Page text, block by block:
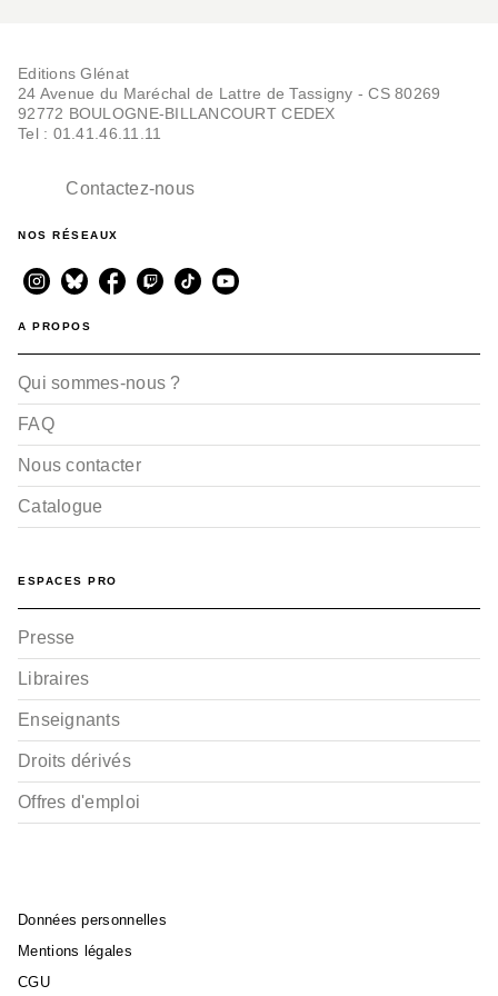
Editions Glénat
24 Avenue du Maréchal de Lattre de Tassigny - CS 80269
92772 BOULOGNE-BILLANCOURT CEDEX
Tel : 01.41.46.11.11
Contactez-nous
NOS RÉSEAUX
A PROPOS
Qui sommes-nous ?
FAQ
Nous contacter
Catalogue
ESPACES PRO
Presse
Libraires
Enseignants
Droits dérivés
Offres d'emploi
Données personnelles
Mentions légales
CGU